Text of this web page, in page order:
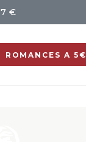
€
ROMANCES A 5€